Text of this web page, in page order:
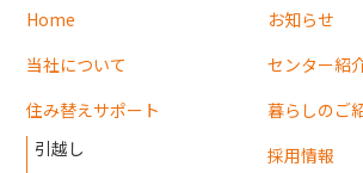
Home
当社について
住み替えサポート
引越し
お知らせ
センター紹
暮らしのご
採用情報